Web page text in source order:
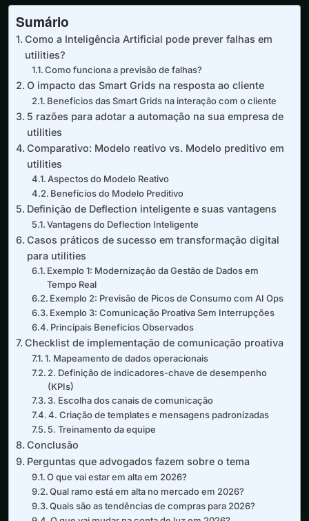
Sumário
Como a Inteligência Artificial pode prever falhas em
utilities?
Como funciona a previsão de falhas?
O impacto das Smart Grids na resposta ao cliente
Benefícios das Smart Grids na interação com o cliente
5 razões para adotar a automação na sua empresa de
utilities
Comparativo: Modelo reativo vs. Modelo preditivo em
utilities
Aspectos do Modelo Reativo
Benefícios do Modelo Preditivo
Definição de Deflection inteligente e suas vantagens
Vantagens do Deflection Inteligente
Casos práticos de sucesso em transformação digital
para utilities
Exemplo 1: Modernização da Gestão de Dados em
Tempo Real
Exemplo 2: Previsão de Picos de Consumo com AI Ops
Exemplo 3: Comunicação Proativa Sem Interrupções
Principais Benefícios Observados
Checklist de implementação de comunicação proativa
1. Mapeamento de dados operacionais
2. Definição de indicadores-chave de desempenho
(KPIs)
3. Escolha dos canais de comunicação
4. Criação de templates e mensagens padronizadas
5. Treinamento da equipe
Conclusão
Perguntas que advogados fazem sobre o tema
O que vai estar em alta em 2026?
Qual ramo está em alta no mercado em 2026?
Quais são as tendências de compras para 2026?